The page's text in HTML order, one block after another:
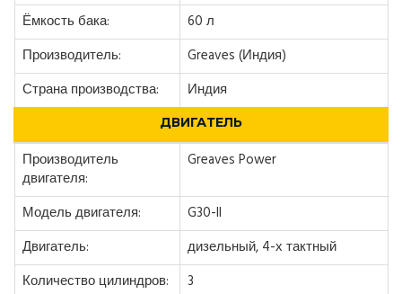
Ёмкость бака:
60 л
Производитель:
Greaves (Индия)
Страна производства:
Индия
ДВИГАТЕЛЬ
Производитель
двигателя:
Greaves Power
Модель двигателя:
G30-II
Двигатель:
дизельный, 4-х тактный
Количество цилиндров:
3